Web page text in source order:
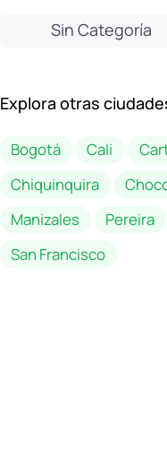
Sin Categoría
Explora otras
Bogotá Cali
Chiquinquira
Manizales
Pereira
San Francisco